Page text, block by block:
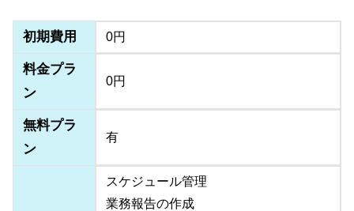
初期費用 0円
料金プラ
ン
0円
無料プラ
ン
有
スケジュール管理
業務報告の作成